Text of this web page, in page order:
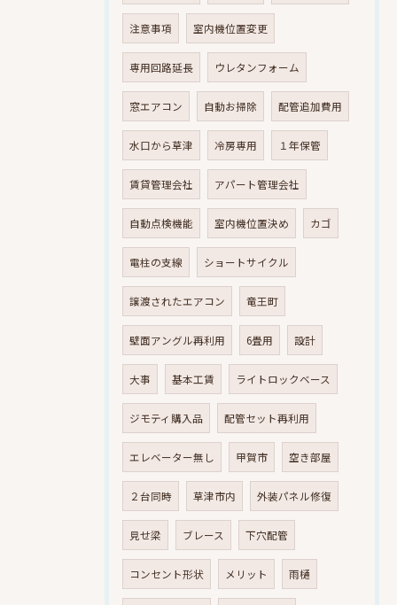
注意事項 室内機位置変更
専用回路延長 ウレタンフォーム
窓エアコン 自動お掃除 配管追加費用
水口から草津 冷房専用 １年保管
賃貸管理会社 アパート管理会社
自動点検機能 室内機位置決め カゴ
電柱の支線 ショートサイクル
譲渡されたエアコン 竜王町
壁面アングル再利用 6畳用 設計
大事 基本工賃 ライトロックベース
ジモティ購入品 配管セット再利用
エレベーター無し 甲賀市 空き部屋
２台同時 草津市内 外装パネル修復
見せ梁 ブレース 下穴配管
コンセント形状 メリット 雨樋